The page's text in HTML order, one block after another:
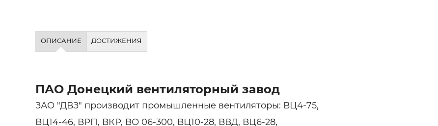
ОПИСАНИЕ ДОСТИЖЕНИЯ
ПАО Донецкий вентиляторный завод
ЗАО "ДВЗ" производит промышленные вентиляторы: ВЦ4-75,
ВЦ14-46, ВРП, ВКР, ВО 06-300, ВЦ10-28, ВВД, ВЦ6-28,